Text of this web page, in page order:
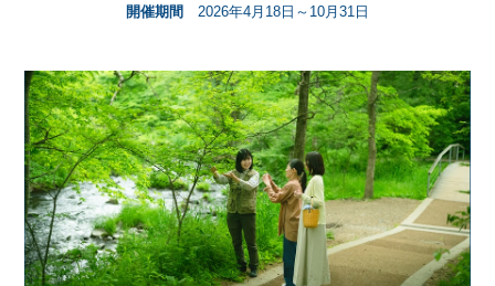
開催期間 2026年4月18日～10月31日